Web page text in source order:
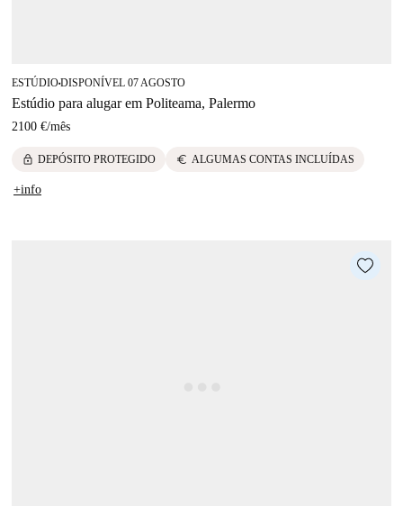
ESTÚDIO■DISPONÍVEL 07 AGOSTO
Estúdio para alugar em Politeama, Palermo
2100 €/mês
lock DEPÓSITO PROTEGIDO euro ALGUMAS CONTAS INCLUÍDAS
+info